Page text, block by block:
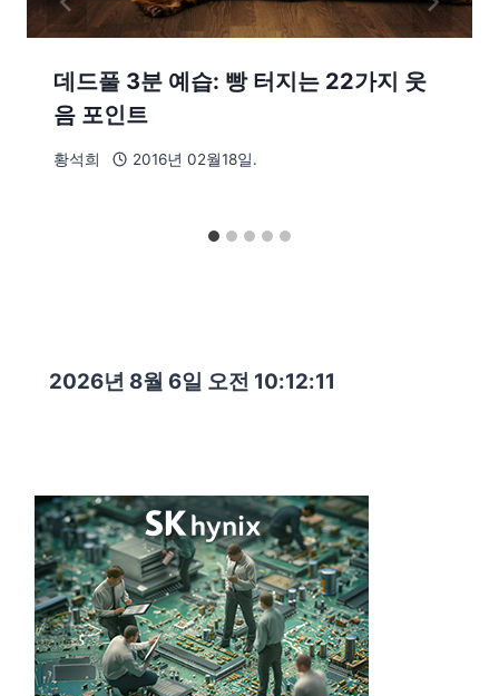
데드풀 3분 예습: 빵 터지는 22가지 웃
음 포인트
황석희 2016년 02월18일.
2026년 8월 6일 오전 10:12:13